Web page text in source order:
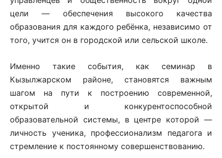
цели — обеспечения высокого качества
образования для каждого ребёнка, независимо от
того, учится он в городской или сельской школе.
Именно такие события, как семинар в
Кызылжарском районе, становятся важным
шагом на пути к построению современной,
открытой и конкурентоспособной
образовательной системы, в центре которой —
личность ученика, профессионализм педагога и
стремление к постоянному совершенствованию.